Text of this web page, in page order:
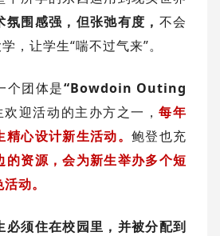
氛围感强，但张弛有度， 不会
，让学生“喘不过气来”。
个团体是“Bowdoin Outing
欢迎活动的主办方之一，每年
心设计新生活动。 鲍登也充
的资源，会为新生举办多个短
动。
必须住在校园里，并被分配到